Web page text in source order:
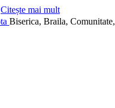
Citește mai mult
Biserica, Braila, Comunitate,